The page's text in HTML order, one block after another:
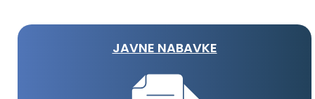
JAVNE NABAVKE